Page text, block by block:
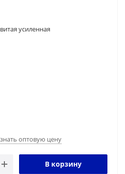
усиленная
оптовую цену
В корзину